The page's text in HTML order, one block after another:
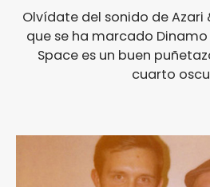
Olvídate del sonido de Azari
que se ha marcado
Space es un buen
cuarto